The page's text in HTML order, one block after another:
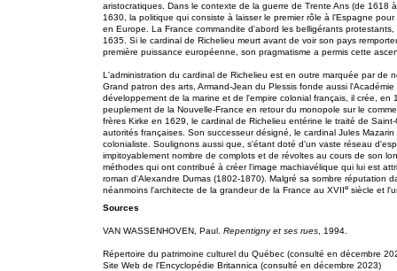
aristocratiques. Dans le contexte de la guerre de Trente Ans (de
1630, la politique qui consiste à laisser le premier rôle à l'Espagne
en Europe. La France commandite d'abord les belligérants
1635. Si le cardinal de Richelieu meurt avant de voir son pays
première puissance européenne, son pragmatisme a permis cette
L'administration du cardinal de Richelieu est en outre marquée par de
Grand patron des arts, Armand-Jean du Plessis fonde aussi
développement de la marine et de l'empire colonial français, il crée,
peuplement de la Nouvelle-France en retour du monopole sur le
frères Kirke en 1629, le cardinal de Richelieu entérine le traité de
autorités françaises. Son successeur désigné, le cardinal Jules
colonialiste. Soulignons aussi que, s'étant doté d'un vaste réseau
impitoyablement nombre de complots et de révoltes au cours de son
méthodes qui ont contribué à créer l'image machiavélique qui lui est
roman d'Alexandre Dumas (1802-1870). Malgré sa sombre réputation
néanmoins l'architecte de la grandeur de la France au XVIIe siècle et
Sources
VAN WASSENHOVEN, Paul. Repentigny et ses rues , 1994.
Répertoire du patrimoine culturel du Québec (consulté en décembre
Site Web de l'Encyclopédie Britannica (consulté en décembre 2023)